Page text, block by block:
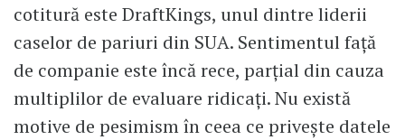
cotitură este DraftKings, unul dintre liderii
caselor de pariuri din SUA. Sentimentul față
de companie este încă rece, parțial din cauza
multiplilor de evaluare ridicați. Nu există
motive de pesimism în ceea ce privește datele